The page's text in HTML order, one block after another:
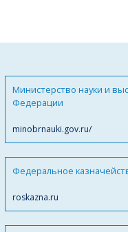
Министерство науки и
Федерации
minobrnauki.gov.ru/
Федеральное
roskazna.ru